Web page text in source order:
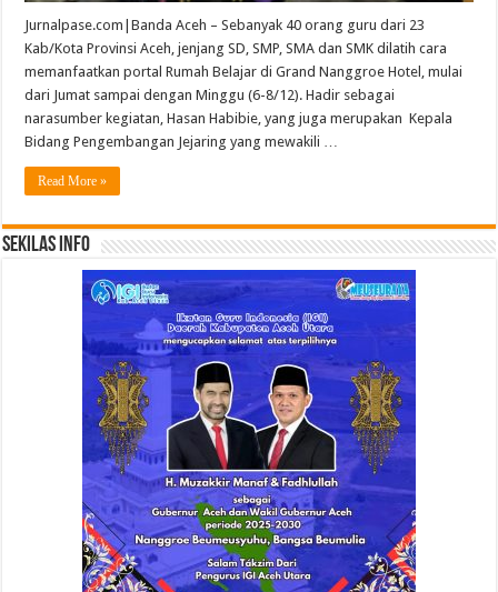
Jurnalpase.com|Banda Aceh – Sebanyak 40 orang guru dari 23
Kab/Kota Provinsi Aceh, jenjang SD, SMP, SMA dan SMK dilatih cara
memanfaatkan portal Rumah Belajar di Grand Nanggroe Hotel, mulai
dari Jumat sampai dengan Minggu (6-8/12). Hadir sebagai
narasumber kegiatan, Hasan Habibie, yang juga merupakan Kepala
Bidang Pengembangan Jejaring yang mewakili …
Read More »
Sekilas Info